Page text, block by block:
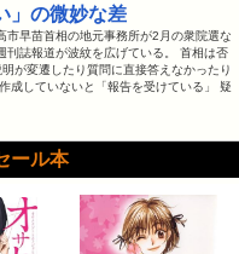
」の微妙な差
早苗首相の地元事務所が2月の衆院選な
刊誌報道が波紋を広げている。 首相は否
が変遷したり質問に直接答えなかったり
成していないと「報告を受けている」 疑
ール本